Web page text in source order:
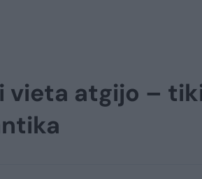
vieta atgijo –